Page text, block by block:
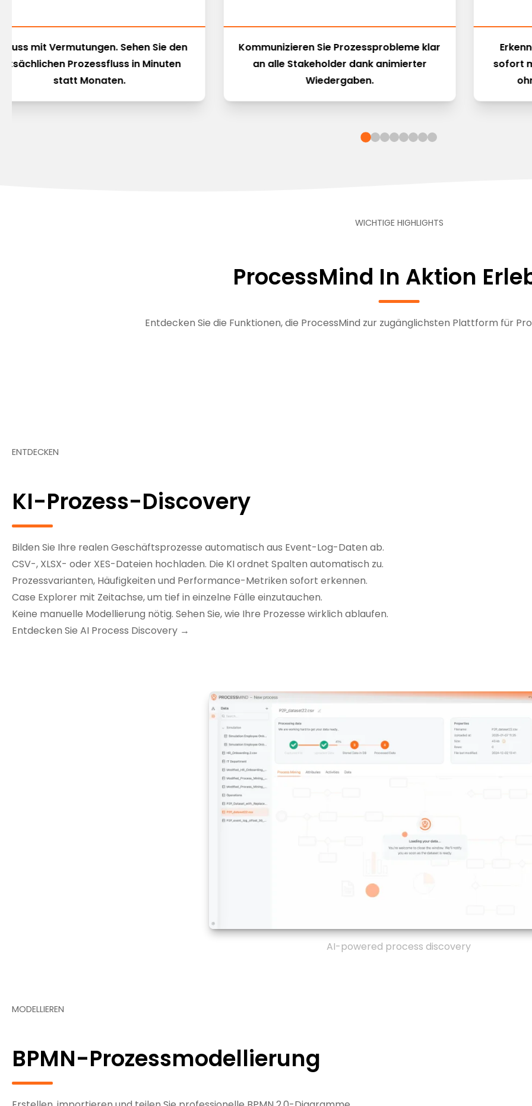
mit Vermutungen. Sehen Sie den
Prozessfluss in Minuten
statt Monaten.
Kommunizieren Sie Prozessprobleme klar
an alle Stakeholder dank animierter
Wiedergaben.
sofort
WICHTIGE HIGHLIGHTS
ProcessMind In Aktion
Entdecken Sie die Funktionen, die ProcessMind zur zugänglichsten Plattform für
ENTDECKEN
KI-Prozess-Discovery
Bilden Sie Ihre realen Geschäftsprozesse automatisch aus Event-Log-Daten ab.
CSV-, XLSX- oder XES-Dateien hochladen. Die KI ordnet Spalten automatisch zu.
Prozessvarianten, Häufigkeiten und Performance-Metriken sofort erkennen.
Case Explorer mit Zeitachse, um tief in einzelne Fälle einzutauchen.
Keine manuelle Modellierung nötig. Sehen Sie, wie Ihre Prozesse wirklich ablaufen.
Entdecken Sie AI Process Discovery →
AI-powered process discovery
MODELLIEREN
BPMN-Prozessmodellierung